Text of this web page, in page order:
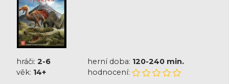
hráči: 2-6 herní doba: 120-240 min.
věk: 14+ hodnocení: